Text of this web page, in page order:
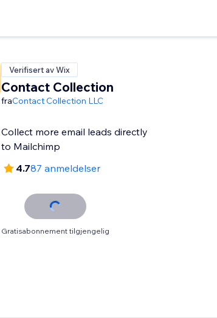
Verifisert av Wix
Contact Collection
fraContact Collection LLC
Collect more email leads directly
to Mailchimp
4.787 anmeldelser
Gratisabonnement tilgjengelig